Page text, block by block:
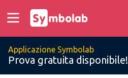
Applicazione Symbolab
Prova gratuita disponibile!